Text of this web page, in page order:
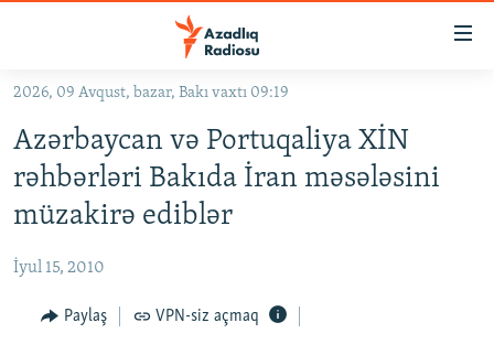
Əsas
qayıt
Əsas
naviqasiyaya
qayıt
Axtarışa
keç
KORRUPSIOMETR
FƏRQƏ BAX
QANUNI DOĞRU
2026, 09 Avqust, bazar, Bakı vaxtı 09:19
Azərbaycan və Portuqaliya XİN
rəhbərləri Bakıda İran məsələsini
müzakirə ediblər
İyul 15, 2010
Paylaş VPN-siz açmaq